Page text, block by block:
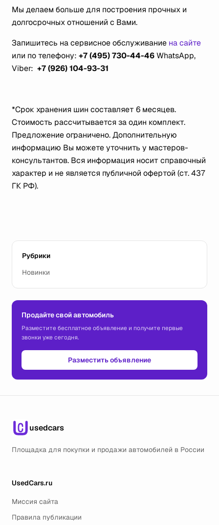
Мы делаем больше для построения прочных и
долгосрочных отношений с Вами.
Запишитесь на сервисное обслуживание на сайте
или по телефону: +7 (495) 730-44-46WhatsApp,
Viber: +7 (926) 104-93-31
*Срок хранения шин составляет 6 месяцев.
Стоимость рассчитывается за один комплект.
Предложение ограничено. Дополнительную
информацию Вы можете уточнить у мастеров-
консультантов. Вся информация носит справочный
характер и не является публичной офертой (ст. 437
ГК РФ).
Рубрики
Новинки
Продайте свой автомобиль
Разместите бесплатное объявление и получите первые
звонки уже сегодня.
Разместить объявление
usedcars
Площадка для покупки и продажи автомобилей в России
UsedCars.ru
Миссия сайта
Правила публикации